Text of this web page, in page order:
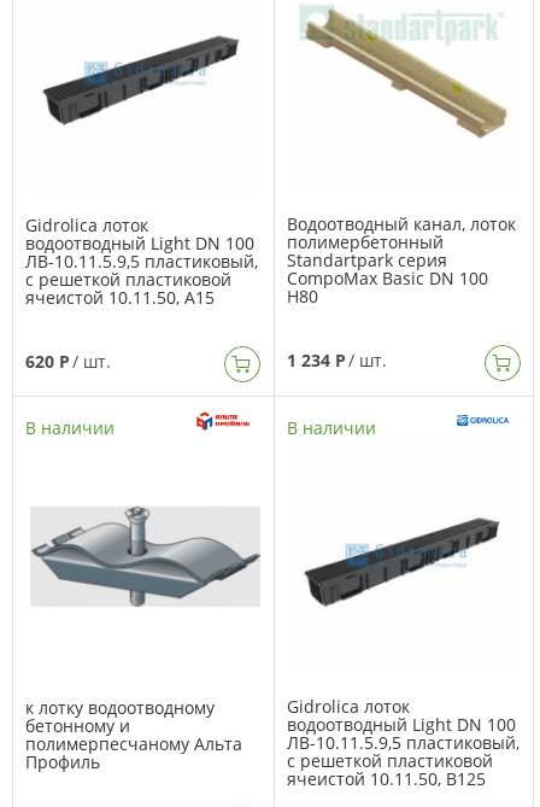
Gidrolica лоток
водоотводный Light DN 100
ЛВ-10.11.5.9,5 пластиковый,
с решеткой пластиковой
ячеистой 10.11.50, А15
620 Р/ шт.
Водоотводный канал, лоток
полимербетонный
Standartpark серия
CompoMax Basic DN 100
H80
1 234 Р/ шт.
В наличии
к лотку водоотводному
бетонному и
полимерпесчаному Альта
Профиль
В наличии
Gidrolica лоток
водоотводный Light DN 100
ЛВ-10.11.5.9,5 пластиковый,
с решеткой пластиковой
ячеистой 10.11.50, B125